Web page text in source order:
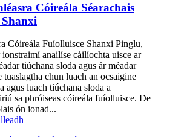
Cóireála Séarachais
Cóireála Fuíolluisce Shanxi Pinglu,
ionstraimí anailíse cáilíochta uisce ar
tiúchana sloda agus ár méadar
tuaslagtha chun luach an ocsaigine
agus luach tiúchana sloda a
sa phróiseas cóireála fuíolluisce. De
ón ionad...